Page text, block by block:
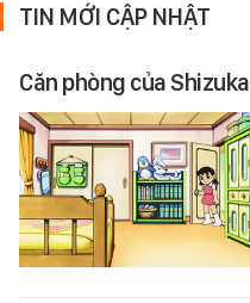
TIN MỚI CẬP NHẬT
Căn phòng của Shizuka